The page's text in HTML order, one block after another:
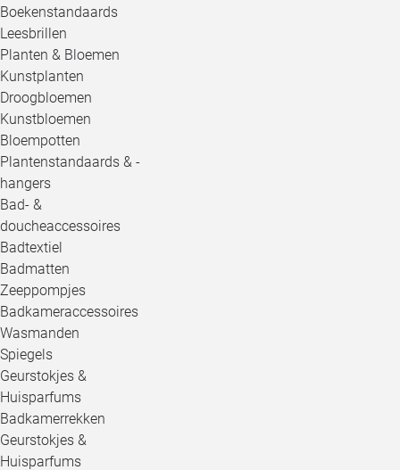
Boekenstandaards
Leesbrillen
Planten & Bloemen
Kunstplanten
Droogbloemen
Kunstbloemen
Bloempotten
Plantenstandaards & -
hangers
Bad- &
doucheaccessoires
Badtextiel
Badmatten
Zeeppompjes
Badkameraccessoires
Wasmanden
Spiegels
Geurstokjes &
Huisparfums
Badkamerrekken
Geurstokjes &
Huisparfums